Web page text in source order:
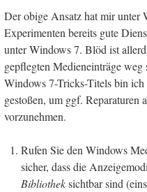
Der obige Ansatz hat mir unter
Experimenten bereits gute
unter Windows 7. Blöd ist
gepflegten Medieneinträge
Windows 7-Tricks-Titels bin ich
gestoßen, um ggf. Reparaturen
vorzunehmen.
Rufen Sie den Windows
sicher, dass die
Bibliotheksichtbar sind